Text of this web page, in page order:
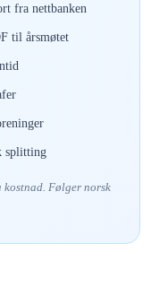
fra nettbanken
til årsmøtet
splitting
Følger norsk